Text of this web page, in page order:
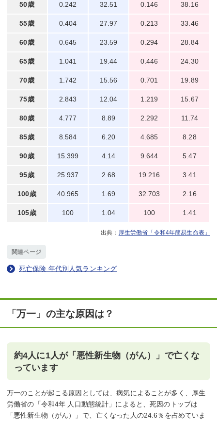
50歳 0.242 32.51 0.146 38.16
55歳 0.404 27.97 0.213 33.46
60歳 0.645 23.59 0.294 28.84
65歳 1.041 19.44 0.446 24.30
70歳 1.742 15.56 0.701 19.89
75歳 2.843 12.04 1.219 15.67
80歳 4.777 8.89 2.292 11.74
85歳 8.584 6.20 4.685 8.28
90歳 15.399 4.14 9.644 5.47
95歳 25.937 2.68 19.216 3.41
100歳 40.965 1.69 32.703 2.16
105歳 100 1.04 100 1.41
厚生労働省「令和4年簡易生命表」
関連ページ
死亡保険 年代別人気ランキング
「万一」の主な原因は？
約4人に1人が「悪性新生物（がん）」で亡くな
っています
万一のことが起こる原因としては、病気によることが多く、厚生
労働省の「令和4年 人口動態統計」によると、死因のトップは
「悪性新生物（がん）」で、亡くなった人の24.6％を占めていま